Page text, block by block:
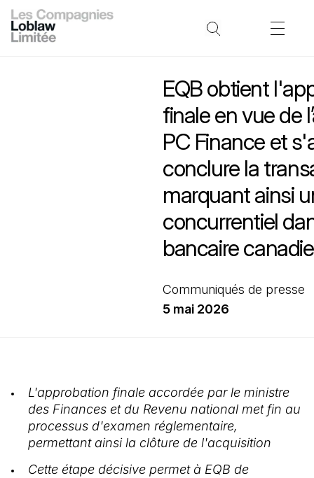
EQB obtient
finale en vue de
PC Finance et
conclure la
marquant ainsi
concurrentiel
bancaire
Communiqués de presse
5 mai 2026
L'approbation finale accordée par le ministre
des Finances et du Revenu national met fin au
processus d'examen réglementaire,
permettant ainsi la clôture de l'acquisition
Cette étape décisive permet à EQB de